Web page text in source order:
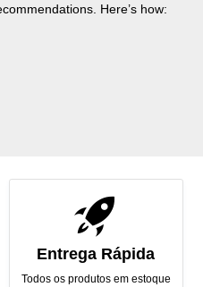
Here’s how:
Entrega Rápida
Todos os produtos em estoque